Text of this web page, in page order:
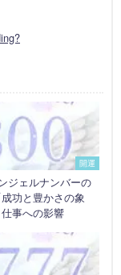
開運
ジェルナンバーの
功と豊かさの象
事への影響